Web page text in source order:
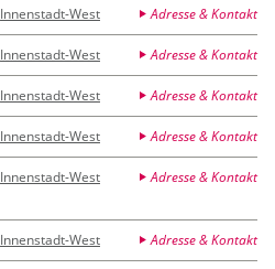
Innenstadt-West Adresse & Kontakt
Innenstadt-West Adresse & Kontakt
Innenstadt-West Adresse & Kontakt
Innenstadt-West Adresse & Kontakt
Innenstadt-West Adresse & Kontakt
Innenstadt-West Adresse & Kontakt